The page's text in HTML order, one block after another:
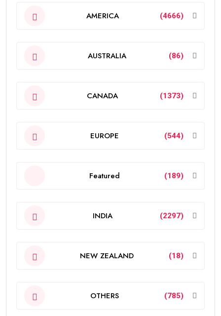
AMERICA (4666)
AUSTRALIA (86)
CANADA (1373)
EUROPE (544)
Featured (189)
INDIA (2297)
NEW ZEALAND (18)
OTHERS (785)